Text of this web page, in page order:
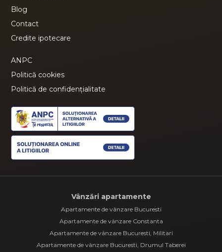
Blog
Contact
Credite ipotecare
ANPC
Politică cookies
Politică de confidențialitate
Vânzări apartamente
Apartamente de vânzare Bucuresti
Apartamente de vânzare Constanta
Apartamente de vânzare Bucuresti, Militari
Apartamente de vânzare Bucuresti, Drumul Taberei